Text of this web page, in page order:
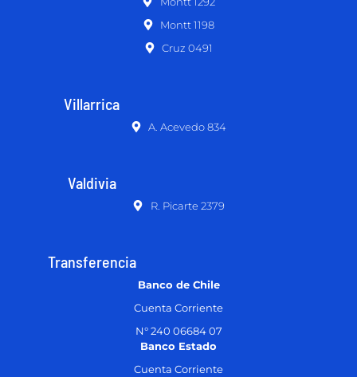
Montt 1198
Cruz 0491
Villarrica
A. Acevedo 834
Valdivia
R. Picarte 2379
Transferencia
Banco de Chile
Cuenta Corriente
N° 240 06684 07
Banco Estado
Cuenta Corriente